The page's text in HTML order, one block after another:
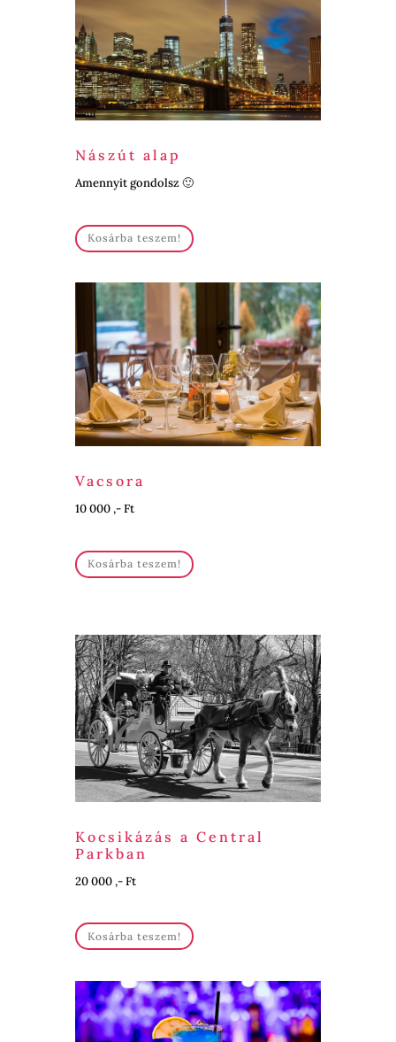
Nászút alap
Amennyit gondolsz 🙂
Kosárba teszem!
Vacsora
10 000 ,- Ft
Kosárba teszem!
Kocsikázás a Central
Parkban
20 000 ,- Ft
Kosárba teszem!